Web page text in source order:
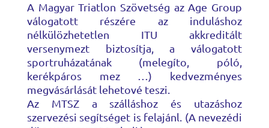
A Magyar Triatlon Szövetség az Age Group
válogatott részére az induláshoz
nélkülözhetetlen ITU akkreditált
versenymezt biztosítja, a válogatott
sportruházatának (melegíto, póló,
kerékpáros mez …) kedvezményes
megvásárlását lehetové teszi.
Az MTSZ a szálláshoz és utazáshoz
szervezési segítséget is felajánl. (A nevezédi